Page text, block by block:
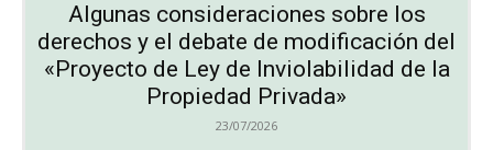
Algunas consideraciones sobre los
derechos y el debate de modificación del
«Proyecto de Ley de Inviolabilidad de la
Propiedad Privada»
23/07/2026